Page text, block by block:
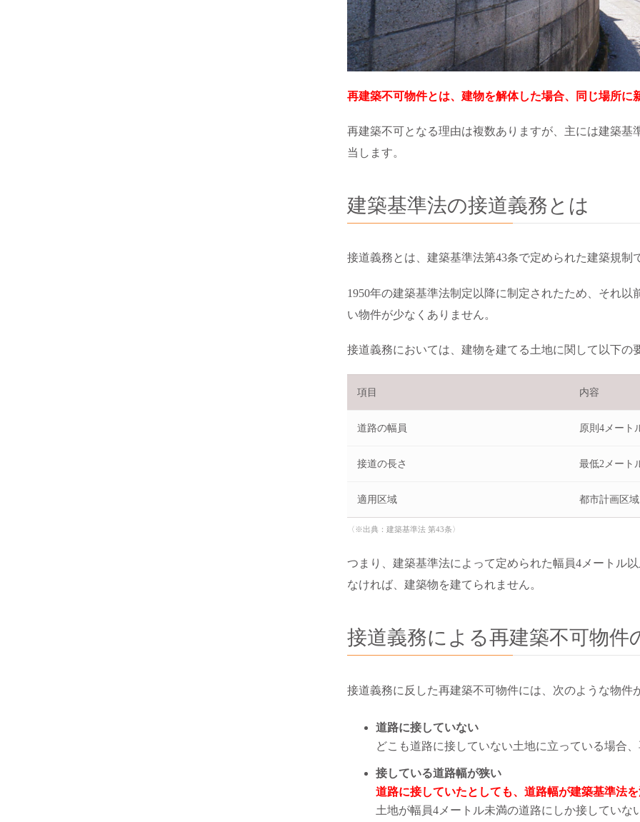
再建築不可物件とは、建物を解体した場合、同じ場所に
再建築不可となる理由は複数ありますが、主には建築
当します。
建築基準法の接道義務とは
接道義務とは、建築基準法第43条で定められた建築規制
1950年の建築基準法制定以降に制定されたため、それ
い物件が少なくありません。
接道義務においては、建物を建てる土地に関して以下の
項目 内容
道路の幅員 原則4メート
接道の長さ 最低2メート
適用区域 都市計画区
〈※出典：建築基準法 第43条 〉
つまり、建築基準法によって定められた幅員4メートル
なければ、建築物を建てられません。
接道義務による再建築不可物件
接道義務に反した再建築不可物件には、次のような物件
道路に接していない
どこも道路に接していない土地に立っている場合、
接している道路幅が狭い
道路に接していたとしても、道路幅が建築基準法
土地が幅員4メートル未満の道路にしか接していな